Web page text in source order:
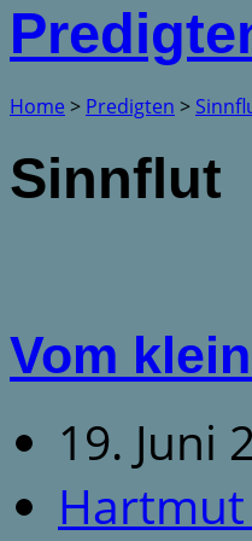
Home > Predigten >
Sinnflut
Vom
19. Juni